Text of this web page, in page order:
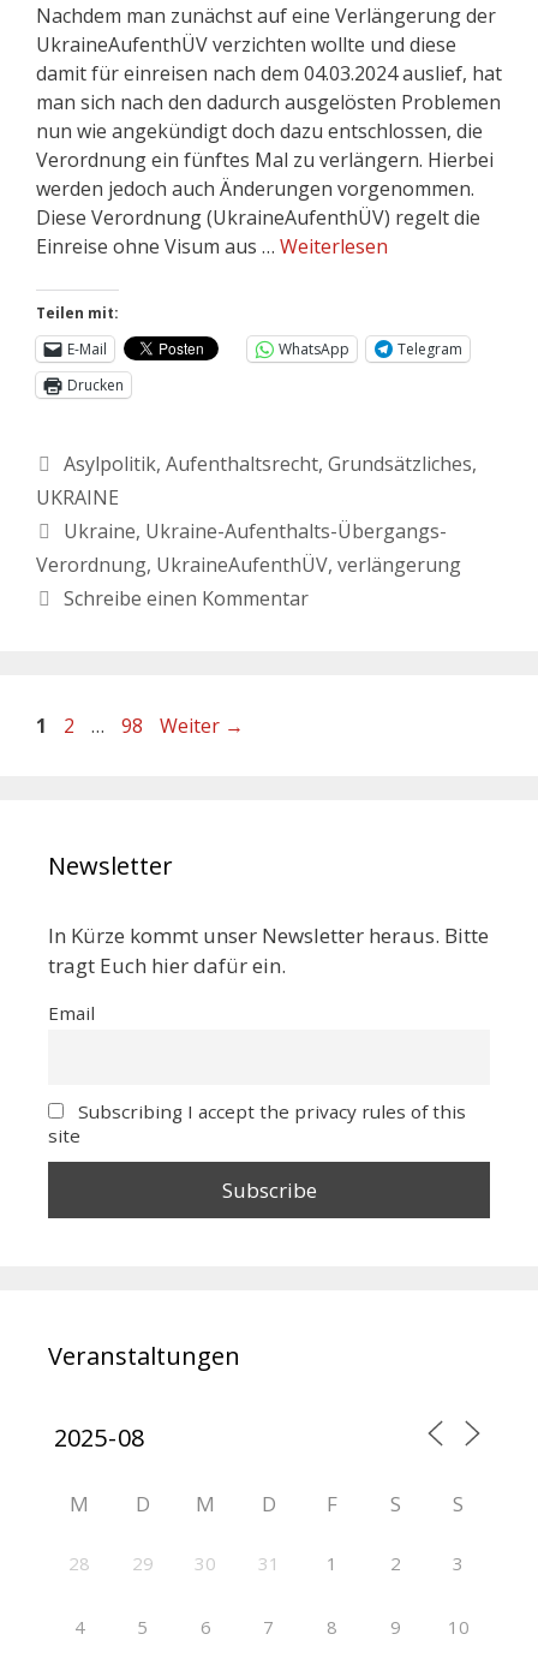
Nachdem man zunächst auf eine Verlängerung der
UkraineAufenthÜV verzichten wollte und diese
damit für einreisen nach dem 04.03.2024 auslief, hat
man sich nach den dadurch ausgelösten Problemen
nun wie angekündigt doch dazu entschlossen, die
Verordnung ein fünftes Mal zu verlängern. Hierbei
werden jedoch auch Änderungen vorgenommen.
Diese Verordnung (UkraineAufenthÜV) regelt die
Einreise ohne Visum aus … Weiterlesen
Teilen mit:
E-Mail
WhatsApp
Telegram
Drucken
Asylpolitik, Aufenthaltsrecht, Grundsätzliches,
UKRAINE
Ukraine, Ukraine-Aufenthalts-Übergangs-
Verordnung, UkraineAufenthÜV, verlängerung
Schreibe einen Kommentar
1 2 … 98 Weiter →
Newsletter
In Kürze kommt unser Newsletter heraus. Bitte
tragt Euch hier dafür ein.
Email
Subscribing I accept the privacy rules of this
site
Veranstaltungen
M D M D F S S
28 29 30 31 1 2 3
4 5 6 7 8 9 10